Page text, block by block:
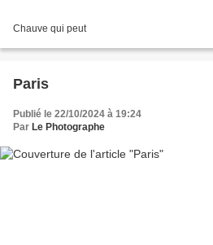
Chauve qui peut
Paris
Publié le 22/10/2024 à 19:24
Par Le Photographe